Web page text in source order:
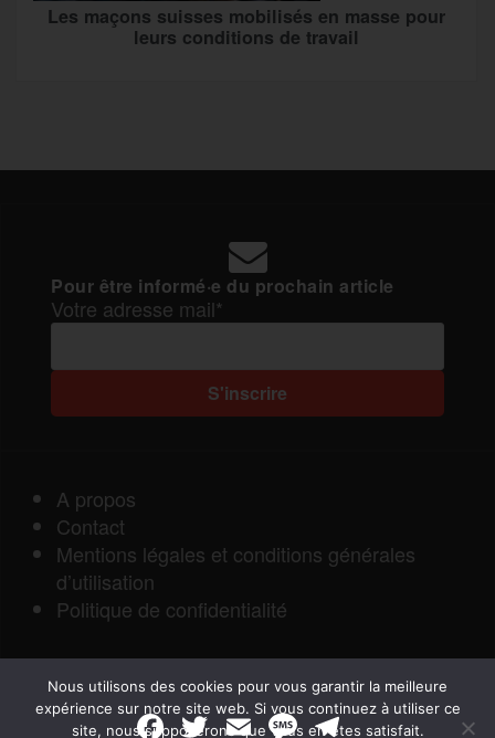
Les maçons suisses mobilisés en masse pour
leurs conditions de travail
Pour être informé·e du prochain article
Votre adresse mail*
A propos
Contact
Mentions légales et conditions générales
d’utilisation
Politique de confidentialité
F T E M T
Nous utilisons des cookies pour vous garantir la meilleure
expérience sur notre site web. Si vous continuez à utiliser ce
site, nous supposerons que vous en êtes satisfait.